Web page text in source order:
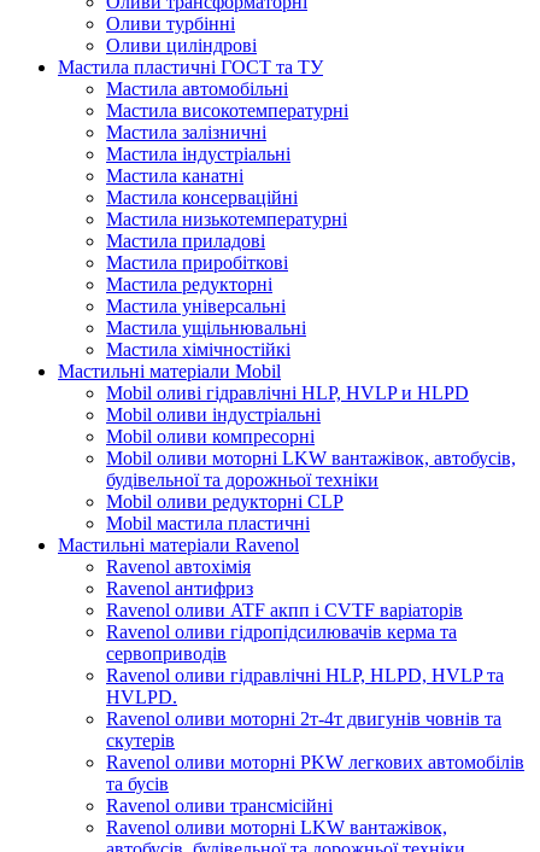
Оливи турбінні
Оливи циліндрові
Мастила пластичні ГОСТ та ТУ
Мастила автомобільні
Мастила високотемпературні
Мастила залізничні
Мастила індустріальні
Мастила канатні
Мастила консерваційні
Мастила низькотемпературні
Мастила приладові
Мастила приробіткові
Мастила редукторні
Мастила універсальні
Мастила ущільнювальні
Мастила хімічностійкі
Мастильні матеріали Mobil
Mobil оливі гідравлічні HLP, HVLP и HLPD
Mobil оливи індустріальні
Mobil оливи компресорні
Mobil оливи моторні LKW вантажівок, автобусів,
будівельної та дорожньої техніки
Mobil оливи редукторні CLP
Mobil мастила пластичні
Мастильні матеріали Ravenol
Ravenol автохімія
Ravenol антифриз
Ravenol оливи ATF акпп і CVTF варіаторів
Ravenol оливи гідропідсилювачів керма та
сервоприводів
Ravenol оливи гідравлічні HLP, HLPD, HVLP та
HVLPD.
Ravenol оливи моторні 2т-4т двигунів човнів та
скутерів
Ravenol оливи моторні PKW легкових автомобілів
та бусів
Ravenol оливи трансмісійні
Ravenol оливи моторні LKW вантажівок,